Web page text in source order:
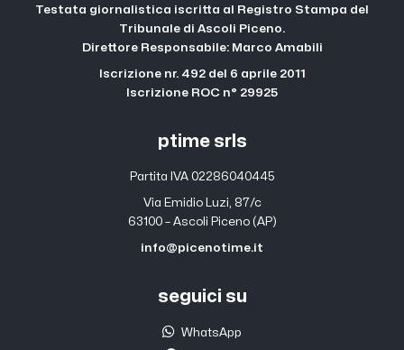
Testata giornalistica iscritta al Registro Stampa del
Tribunale di Ascoli Piceno.
Direttore Responsabile: Marco Amabili
Iscrizione nr. 492 del 6 aprile 2011
Iscrizione ROC n° 29925
ptime srls
Partita IVA 02286040445
Via Emidio Luzi, 87/c
63100 – Ascoli Piceno (AP)
info@picenotime.it
seguici su
WhatsApp